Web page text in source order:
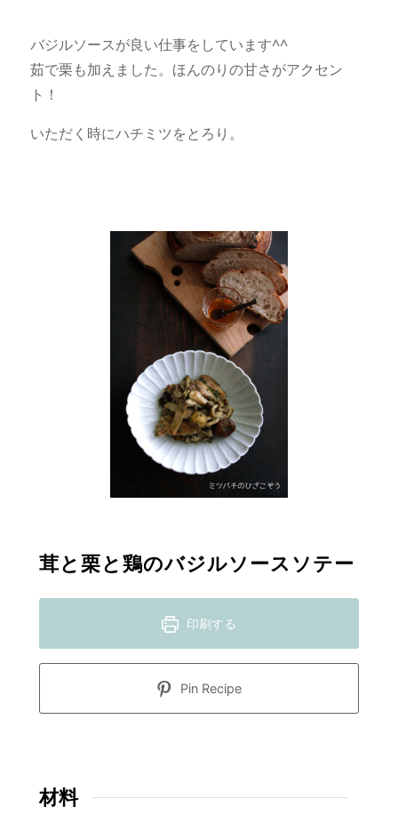
バジルソースが良い仕事をしています^^
茹で栗も加えました。ほんのりの甘さがアクセン
ト！
いただく時にハチミツをとろり。
茸と栗と鶏のバジルソースソテー
印刷する
Pin Recipe
材料